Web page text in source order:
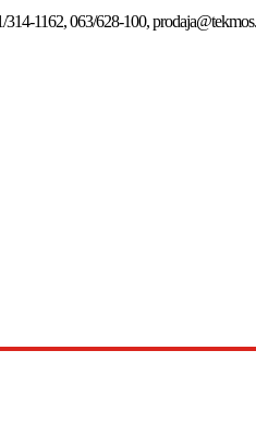
314-1162, 063/628-100,